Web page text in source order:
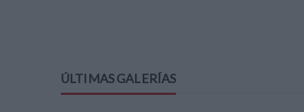
ÚLTIMAS GALERÍAS